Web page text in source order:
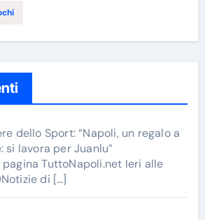
dello Sport: “Napoli, un regalo a
si lavora per Juanlu”
pagina TuttoNapoli.net Ieri alle
di […]